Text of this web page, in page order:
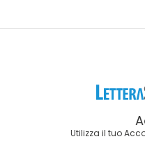
Utilizza il tuo